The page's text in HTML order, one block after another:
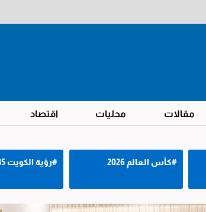
مقالات محليات اقتصاد
#كأس العالم 2026 #رؤية الكويت 2035